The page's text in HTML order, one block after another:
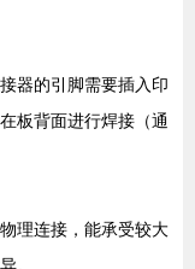
器的引脚需要插入印
板背面进行焊接（通
理连接，能承受较大